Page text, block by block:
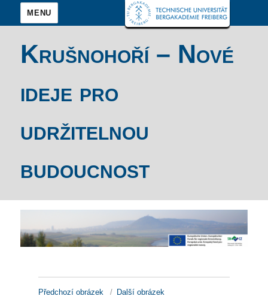
MENU
Krušnohoří – Nové
ideje pro
udržitelnou
budoucnost
Předchozí obrázek Další obrázek